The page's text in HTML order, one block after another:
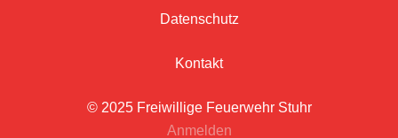
Datenschutz
Kontakt
© 2025 Freiwillige Feuerwehr Stuhr
Anmelden